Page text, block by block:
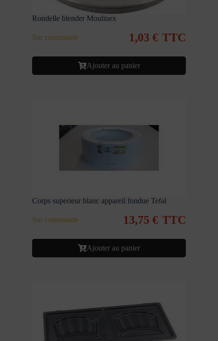
Rondelle blender Moulinex
Sur commande 1,03 € TTC
Ajouter au panier
Corps superieur blanc appareil fondue Tefal
Sur commande 13,75 € TTC
Ajouter au panier